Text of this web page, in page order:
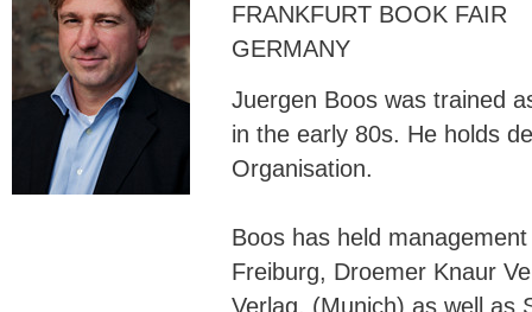
FRANKFURT BOOK FAIR
GERMANY
Juergen Boos was trained
in the early 80s. He holds
Organisation.
Boos has held
Freiburg, Droemer Knaur
Verlag, (Munich) as well as